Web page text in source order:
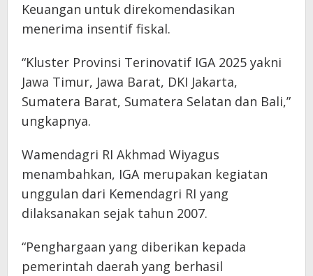
Keuangan untuk direkomendasikan
menerima insentif fiskal.
“Kluster Provinsi Terinovatif IGA 2025 yakni
Jawa Timur, Jawa Barat, DKI Jakarta,
Sumatera Barat, Sumatera Selatan dan Bali,”
ungkapnya.
Wamendagri RI Akhmad Wiyagus
menambahkan, IGA merupakan kegiatan
unggulan dari Kemendagri RI yang
dilaksanakan sejak tahun 2007.
“Penghargaan yang diberikan kepada
pemerintah daerah yang berhasil